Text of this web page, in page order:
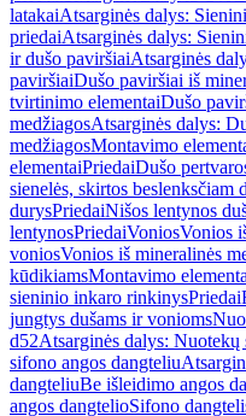
latakaiAtsarginės dalys:
priedaiAtsarginės dalys:
ir dušo paviršiaiAtsarginės
paviršiaiDušo paviršiai iš
tvirtinimo elementaiDušo
medžiagosAtsarginės dalys:
medžiagosMontavimo
elementaiPriedaiDušo
sienelės, skirtos beslenksčiam
durysPriedaiNišos lentynos
lentynosPriedaiVoniosVonios
voniosVonios iš mineralinės
kūdikiamsMontavimo
sieninio inkaro rinkinysPriedai
jungtys dušams ir vonioms
d52Atsarginės dalys:
sifono angos dangteliu
dangteliuBe išleidimo angos
angos dangtelioSifono